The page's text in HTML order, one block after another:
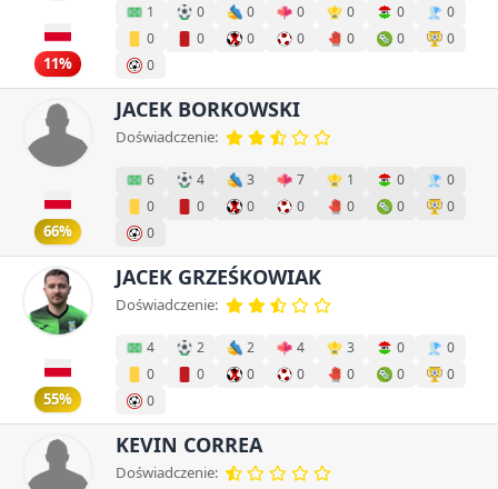
11%
1 0 0 0 0 0
0
0
0 0 0 0 0
0
0
66%
JACEK BORKOWSKI
Doświadczenie:
6 4 3 7 1 0
0
0
0 0 0 0 0
0
0
55%
JACEK GRZEŚKOWIAK
Doświadczenie:
4 2 2 4 3 0
0
0
0 0 0 0 0
0
0
KEVIN CORREA
Doświadczenie: